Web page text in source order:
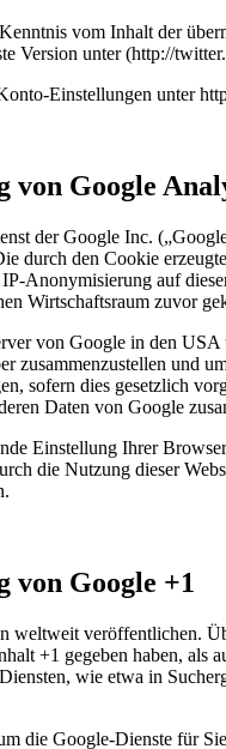
vom Inhalt der
Version unter (http://
Einstellungen unter
von Google
der Google Inc.
durch den Cookie
Anonymisierung auf
Wirtschaftsraum zuvor
von Google in den
zusammenzustellen und
sofern dies gesetzlich
Daten von Google
Einstellung Ihrer
die Nutzung dieser
von Google +1
veröffentlichen.
+1 gegeben haben,
wie etwa in
die Google-Dienste für